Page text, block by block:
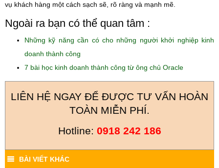
vụ khách hàng một cách sạch sẽ, rõ ràng và mạnh mẽ.
Ngoài ra bạn có thể quan tâm :
Những kỹ năng cần có cho những người khởi nghiệp kinh
doanh thành công
7 bài học kinh doanh thành công từ ông chủ Oracle
LIÊN HỆ NGAY ĐỂ ĐƯỢC TƯ VẤN HOÀN
TOÀN MIỄN PHÍ.
Hotline: 0918 242 186
BÀI VIẾT KHÁC